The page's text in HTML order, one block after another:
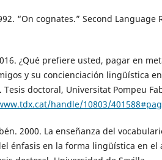
“On cognates.” Second Language
¿Qué prefiere usted, pagar en
y su concienciación lingüística
Tesis doctoral, Universitat Pompeu
handle/10803/
2000. La enseñanza del
énfasis en la forma lingüística en el